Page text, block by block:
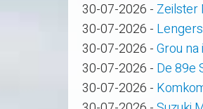
30-07-2026 - Zeilster
30-07-2026 -
30-07-2026 -Grou
30-07-2026 - De 89e
30-07-2026 -